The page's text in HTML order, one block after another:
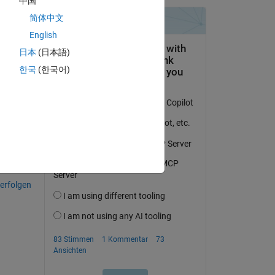
简体中文
English
日本 (日本語)
한국 (한국어)